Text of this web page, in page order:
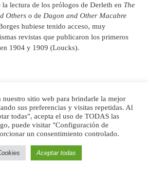
la lectura de los prólogos de Derleth en The
Others o de Dagon and Other Macabre
hubiese tenido acceso, muy
revistas que publicaron los primeros
1904 y 1909 (Loucks).
una síntesis de la opinión de Borges sobre
(Borges, Prólogo) y Machen (Borges y
nuestro sitio web para brindarle la mejor
sus preferencias y visitas repetidas. Al
todas", acepta el uso de TODAS las
puede visitar "Configuración de
un consentimiento controlado.
Aceptar todas